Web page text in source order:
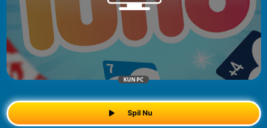
KUN PC
Spil Nu